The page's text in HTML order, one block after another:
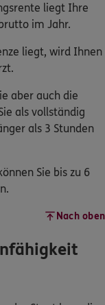
liegt Ihre
im Jahr.
liegt, wird Ihnen
aber auch die
als vollständig
als 3 Stunden
Sie bis zu 6
Nach oben